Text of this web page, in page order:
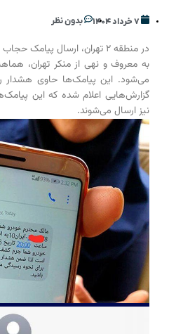
۷ خرداد ۱۴۰۴ بدون نظر
در منطقه ۲ تهران، ارسال
به معروف و نهی از منکر تهران،
می‌شود. این پیامک‌ها حاوی هشدار
گزارش‌هایی اعلام شده که این
نیز ارسال می‌شوند.